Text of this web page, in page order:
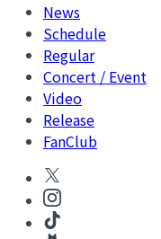
News
Schedule
Regular
Concert / Event
Video
Release
FanClub